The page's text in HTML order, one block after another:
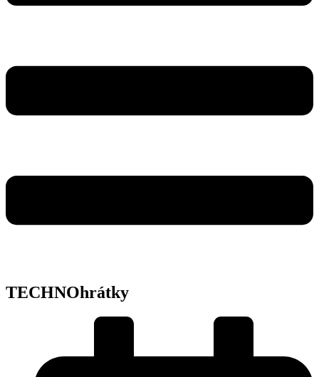
TECHNOhrátky